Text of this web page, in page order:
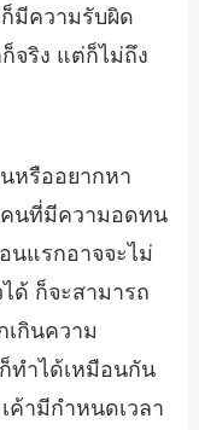
มีความรับผิด
จริง แต่ก็ไม่ถึง
หรืออยากหา
คนที่มีความอดทน
นแรกอาจจะไม่
ด้ ก็จะสามารถ
เกินความ
ทำได้เหมือนกัน
ามีกำหนดเวลา